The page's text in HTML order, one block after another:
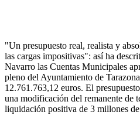
"Un presupuesto real, realista y
las cargas impositivas": así ha
Navarro las Cuentas Municipales
pleno del Ayuntamiento de
12.761.763,12 euros. El
una modificación del remanente de
liquidación positiva de 3 millones de